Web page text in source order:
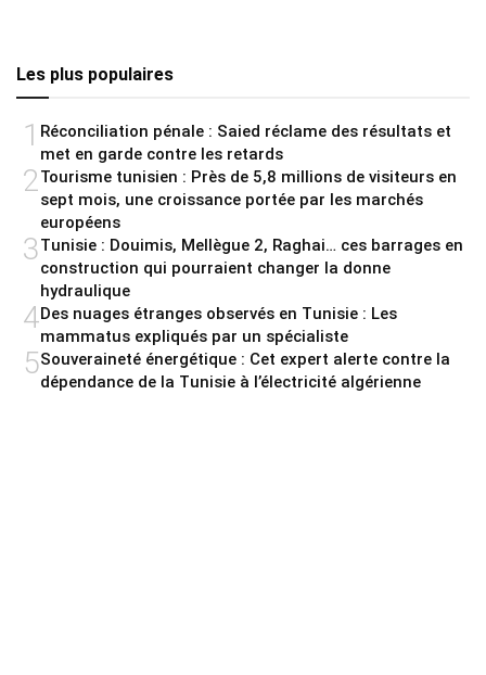
Les plus populaires
1 Réconciliation pénale : Saied réclame des résultats et
met en garde contre les retards
2Tourisme tunisien : Près de 5,8 millions de visiteurs en
sept mois, une croissance portée par les marchés
européens
3Tunisie : Douimis, Mellègue 2, Raghai… ces barrages en
construction qui pourraient changer la donne
hydraulique
4Des nuages étranges observés en Tunisie : Les
mammatus expliqués par un spécialiste
5Souveraineté énergétique : Cet expert alerte contre la
dépendance de la Tunisie à l’électricité algérienne